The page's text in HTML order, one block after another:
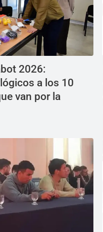
2026:
a los 10
van por la